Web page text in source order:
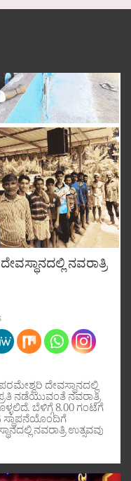
ನವರಾತ್ರಿ
ದೇವಸ್ಥಾನದಲ್ಲಿ
ನಡೆಯುವಂತೆ ನವರಾತ್ರಿ
ಬೆಳಿಗ್ಗೆ 8.00 ಗಂಟೆಗೆ
ನವರಾತ್ರಿ ಉತ್ಸವವು